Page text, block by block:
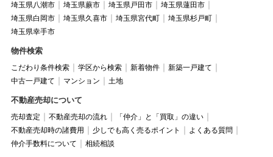
埼玉県八潮市 埼玉県蕨市 埼玉県戸田市
埼玉県蓮田市
埼玉県白岡市
埼玉県久喜市 埼玉県宮代町
埼玉県杉戸町
埼玉県幸手市
物件検索
こだわり条件検索 学区から検索 新着物件
新築一戸建て
中古一戸建て
マンション 土地
不動産売却について
売却査定 不動産売却の流れ
「仲介」と「買取」の違い
不動産売却時の諸費用
少しでも高く売るポイント
よくある質問
仲介手数料について
相続相談